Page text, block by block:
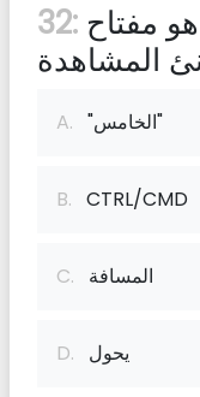
32:
المشاهدة
A. "الخامس"
B. CTRL/CMD
C. المسافة
D. يحول